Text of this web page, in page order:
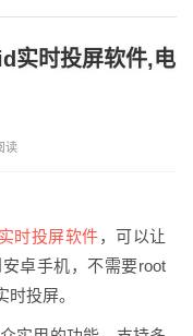
实时投屏软件,电
读
时投屏软件，可以让
卓手机，不需要root
投屏。